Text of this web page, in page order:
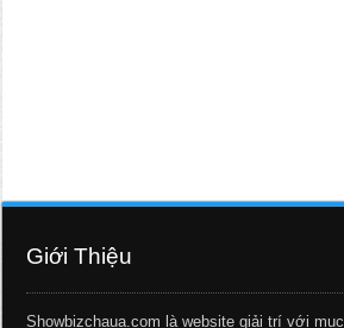
Giới Thiệu
Showbizchaua.com là website giải trí với mục